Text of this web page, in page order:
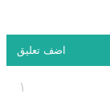
اضف تعليق
١